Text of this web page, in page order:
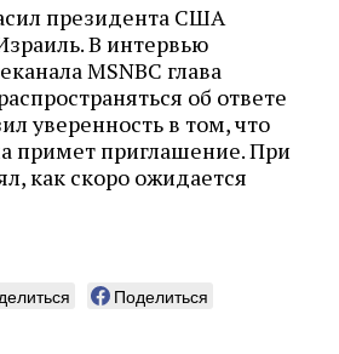
президента США
В интервью
MSNBC глава
об ответе
уверенность в том, что
примет приглашение. При
как скоро ожидается
Поделиться